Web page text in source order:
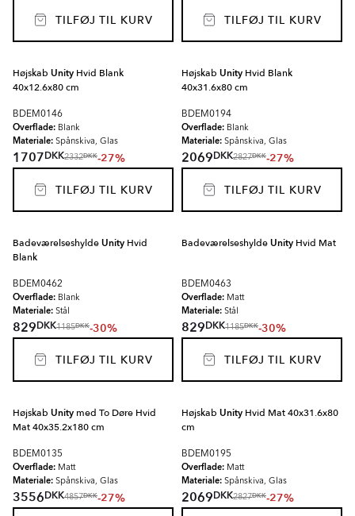
TILFØJ TIL KURV TILFØJ TIL KURV
Højskab Unity Hvid Blank
40x12.6x80 cm
BDEM0146
Overflade: Blank
Materiale: Spånskiva, Glas
1707DKK2332DKK-27%
TILFØJ TIL KURV
Højskab Unity Hvid Blank
40x31.6x80 cm
BDEM0194
Overflade: Blank
Materiale: Spånskiva, Glas
2069DKK2827DKK-27%
TILFØJ TIL KURV
BadeværelseshyldeUnity Hvid
Blank
BDEM0462
Overflade: Blank
Materiale: Stål
829DKK1185DKK-30%
TILFØJ TIL KURV
BadeværelseshyldeUnity Hvid Mat
BDEM0463
Overflade: Matt
Materiale: Stål
829DKK1185DKK-30%
TILFØJ TIL KURV
Højskab Unity med To Døre Hvid
Mat 40x35.2x180 cm
BDEM0135
Overflade: Matt
Materiale: Spånskiva, Glas
3556DKK4857DKK-27%
Højskab Unity Hvid Mat 40x31.6x80
cm
BDEM0195
Overflade: Matt
Materiale: Spånskiva, Glas
2069DKK2827DKK-27%